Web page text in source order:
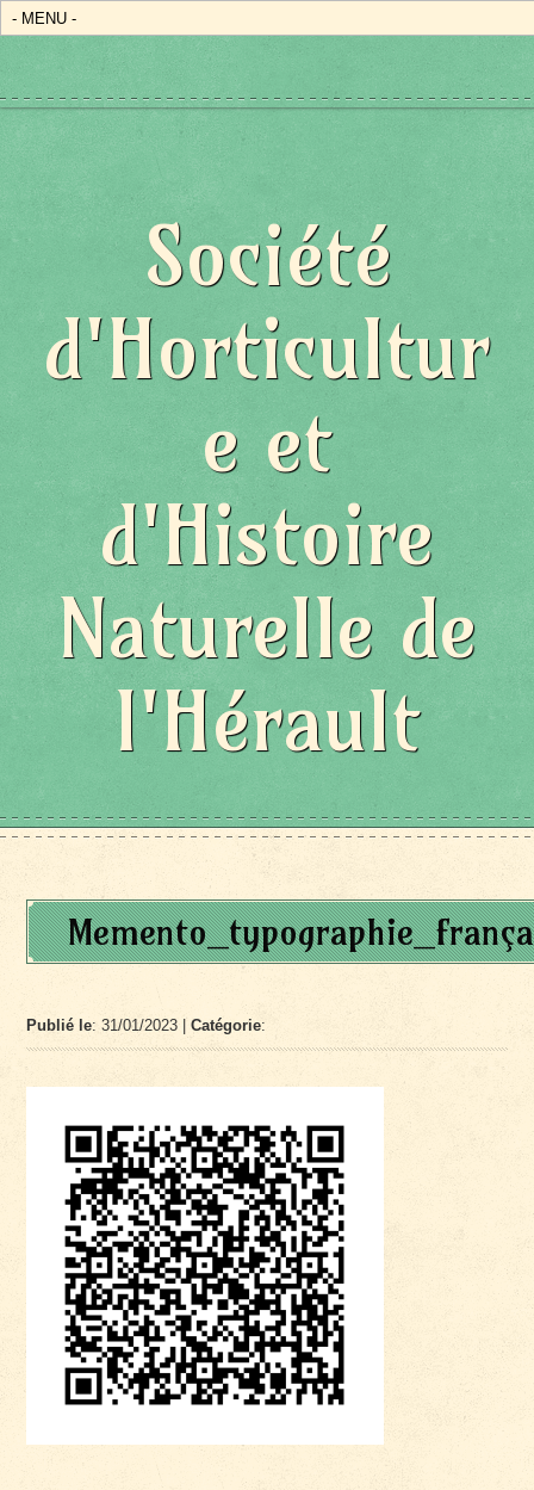
Société
d'Horticultur
e et
d'Histoire
Naturelle de
l'Hérault
Publié le: 31/01/2023 |Catégorie: